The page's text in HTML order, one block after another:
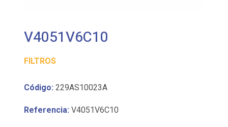
V4051V6C10
FILTROS
Código: 229AS10023A
Referencia: V4051V6C10